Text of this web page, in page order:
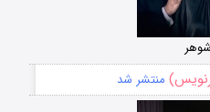
شوهر
منتشر شد